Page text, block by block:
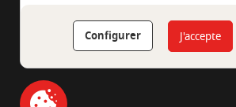
Configurer J'accepte